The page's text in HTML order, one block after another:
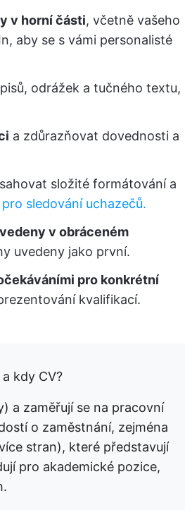
v horní části, včetně vašeho
aby se s vámi personalisté
odrážek a tučného textu,
a zdůrazňovat dovednosti a
složité formátování a
sledování uchazečů.
v obráceném
uvedeny jako první.
pro konkrétní
kvalifikací.
kdy CV?
a zaměřují se na pracovní
o zaměstnání, zejména
stran), které představují
pro akademické pozice,